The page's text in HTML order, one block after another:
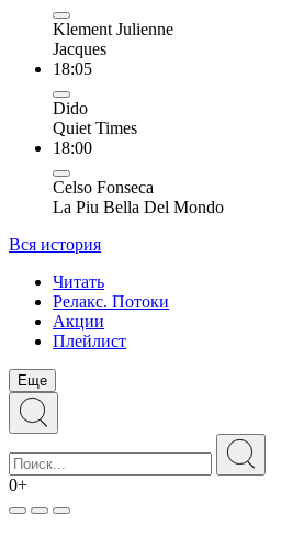
Klement Julienne
Jacques
18:05
Dido
Quiet Times
18:00
Celso Fonseca
La Piu Bella Del Mondo
Вся история
Читать
Релакс. Потоки
Акции
Плейлист
Еще
0+